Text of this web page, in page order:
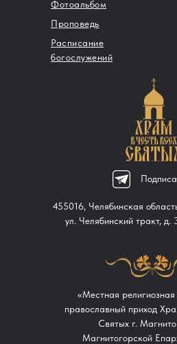
455016, Челябинская
ул. Челябинский тракт, д.
Проповедь
Фотоальбом
Расписание
богослужений
«Местная религиозная
православный приход
Святых г.
Магнитогорской